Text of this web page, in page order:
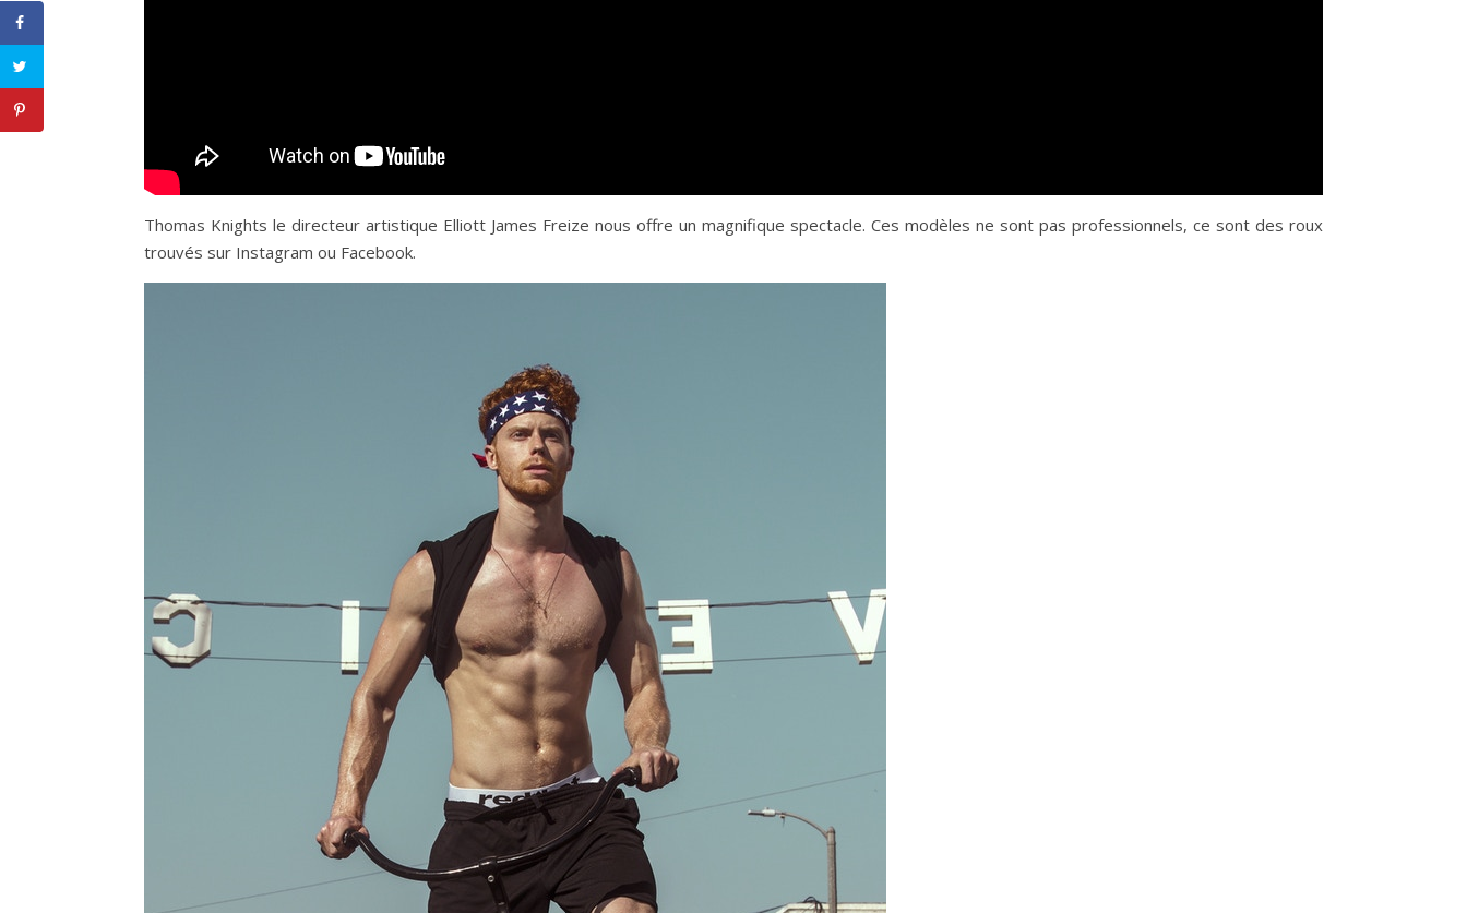
Thomas Knights le directeur artistique Elliott James Freize nous offre un magnifique spectacle. Ces modèles ne sont pas professionnels, ce sont des roux
trouvés sur Instagram ou Facebook.